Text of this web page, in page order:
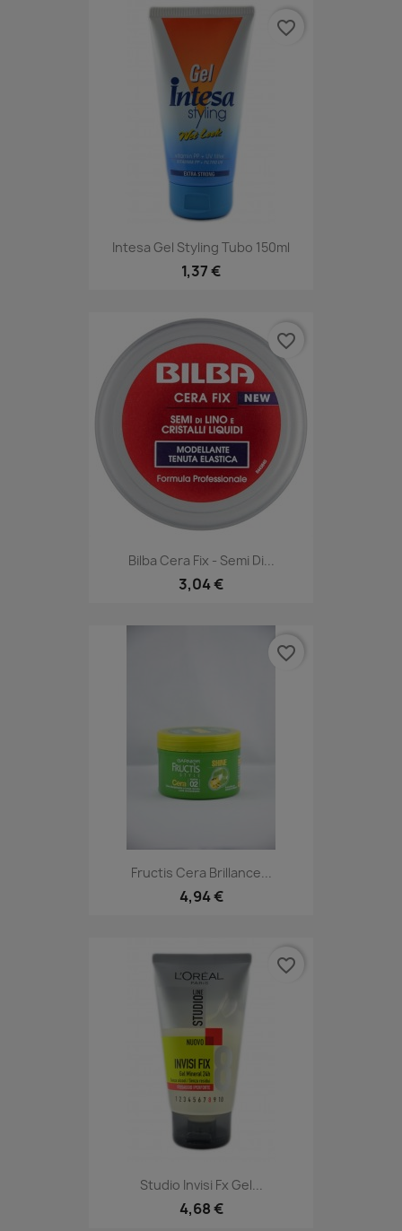
Intesa Gel Styling Tubo 150ml
1,37 €
favorite_border
Bilba Cera Fix - Semi Di...
3,04 €
favorite_border
Fructis Cera Brillance...
4,94 €
favorite_border
Studio Invisi Fx Gel...
4,68 €
favorite_border